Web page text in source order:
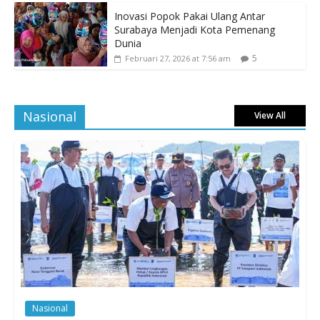
Inovasi Popok Pakai Ulang Antar
Surabaya Menjadi Kota Pemenang
Dunia
Februari 27, 2026 at 7:56 am 5
Nasional View All
Nasional